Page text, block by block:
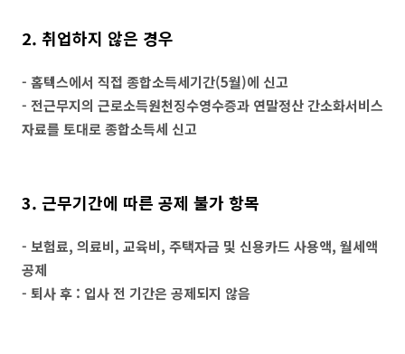
2. 취업하지 않은 경우
- 홈텍스에서 직접 종합소득세기간(5월)에 신고
- 전근무지의 근로소득원천징수영수증과 연말정산 간소화서비스
자료를 토대로 종합소득세 신고
3. 근무기간에 따른 공제 불가 항목
- 보험료, 의료비, 교육비, 주택자금 및 신용카드 사용액, 월세액
공제
- 퇴사 후 : 입사 전 기간은 공제되지 않음